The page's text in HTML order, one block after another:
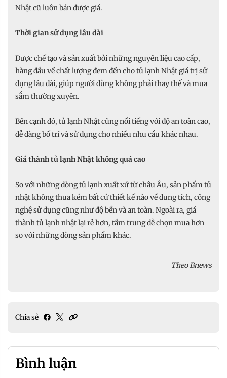
Nhật cũ luôn bán được giá.
Thời gian sử dụng lâu dài
Được chế tạo và sản xuất bởi những nguyên liệu cao cấp,
hàng đầu về chất lượng đem đến cho tủ lạnh Nhật giá trị sử
dụng lâu dài, giúp người dùng không phải thay thế và mua
sắm thường xuyên.
Bên cạnh đó, tủ lạnh Nhật cũng nổi tiếng với độ an toàn cao,
dễ dàng bố trí và sử dụng cho nhiều nhu cầu khác nhau.
Giá thành tủ lạnh Nhật không quá cao
So với những dòng tủ lạnh xuất xứ từ châu Âu, sản phẩm tủ
nhật không thua kém bất cứ thiết kế nào về dung tích, công
nghệ sử dụng cũng như độ bền và an toàn. Ngoài ra, giá
thành tủ lạnh nhật lại rẻ hơn, tầm trung dễ chọn mua hơn
so với những dòng sản phẩm khác.
Theo Bnews
Chia sẻ
Bình luận